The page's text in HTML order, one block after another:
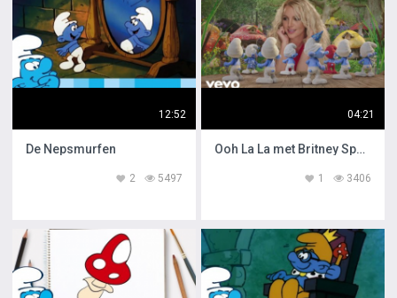
12:52
De Nepsmurfen
5497
2
04:21
Ooh La La met Britney Spears
3406
1